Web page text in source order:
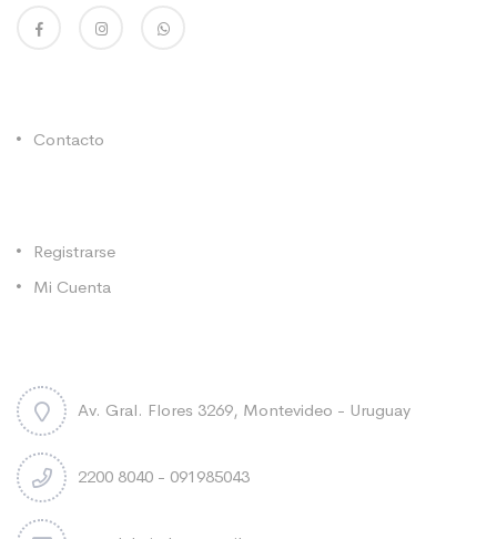
Contacto
Registrarse
Mi Cuenta
Av. Gral. Flores 3269, Montevideo - Uruguay
2200 8040 - 091985043